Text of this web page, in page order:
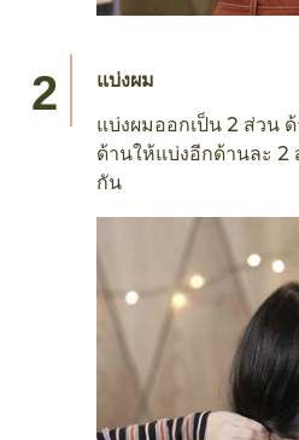
แบ่งผม
แบ่งผมออกเป็น 2 ส่วน
ด้านให้แบ่งอีกด้านละ 2
กัน